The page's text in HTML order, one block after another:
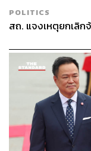
POLITICS
สถ. แจงเหตุยกเลิ